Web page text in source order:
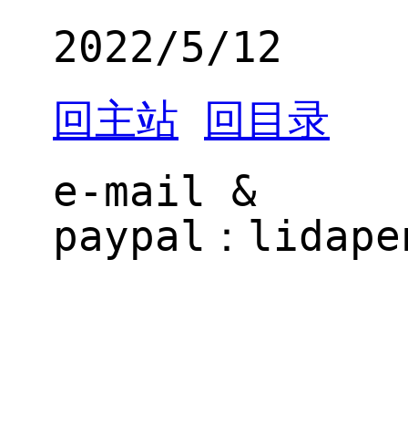
2022/5/12
回主站
回目录
e-mail &
paypal：